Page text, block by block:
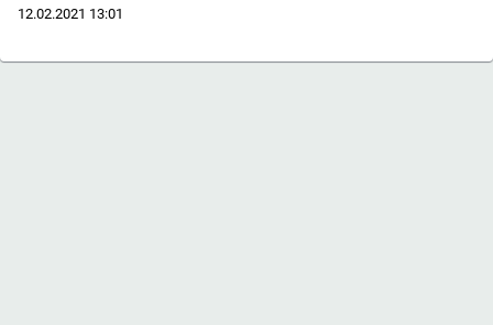
12.02.2021 13:01